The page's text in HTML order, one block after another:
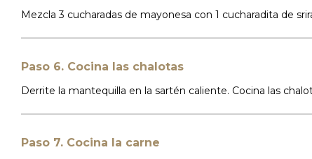
Mezcla 3 cucharadas de mayonesa con 1 cucharadita de
Paso 6. Cocina las chalotas
Derrite la mantequilla en la sartén caliente. Cocina las
Paso 7. Cocina la carne